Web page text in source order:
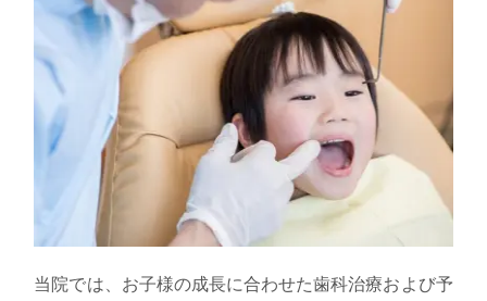
当院では、お子様の成長に合わせた歯科治療および予